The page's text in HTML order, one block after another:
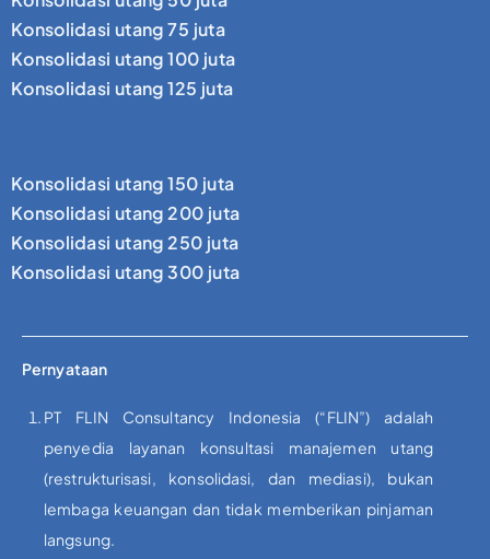
Konsolidasi utang 75 juta
Konsolidasi utang 100 juta
Konsolidasi utang 125 juta
Konsolidasi utang 150 juta
Konsolidasi utang 200 juta
Konsolidasi utang 250 juta
Konsolidasi utang 300 juta
Pernyataan
PT FLIN Consultancy Indonesia (“FLIN”) adalah
penyedia layanan konsultasi manajemen utang
(restrukturisasi, konsolidasi, dan mediasi), bukan
lembaga keuangan dan tidak memberikan pinjaman
langsung.